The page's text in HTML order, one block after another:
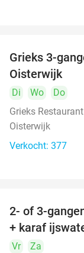
Grieks 3-
Oisterwijk
Di Wo
Do
Grieks
Oisterwijk
Verkocht: 377
2- of 3-
+ karaf
Vr
Za